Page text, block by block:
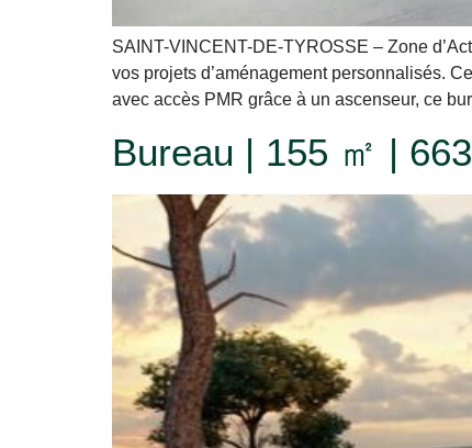
SAINT-VINCENT-DE-TYROSSE – Zone
vos projets d’aménagement personnalisés.
avec accès PMR grâce à un ascenseur, ce
Bureau | 155 ㎡ |